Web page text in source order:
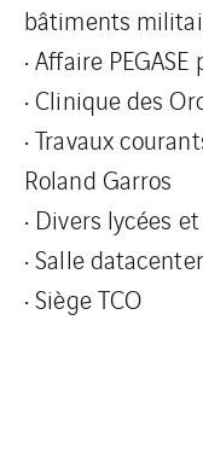
bâtiments
• Affaire
• Clinique des
• Travaux
Roland Garros
• Divers lycées
• Salle
• Siège TCO